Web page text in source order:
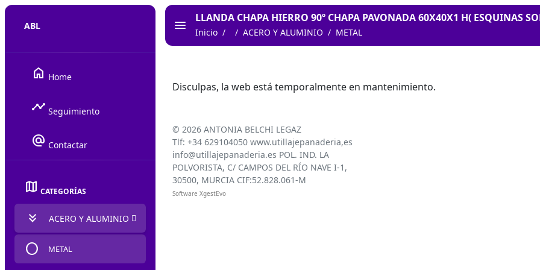
ABL
home Home
timeline Seguimiento
alternate_email Contactar
map CATEGORÍAS
keyboard_double_arrow_down ACERO Y ALUMINIO
circle METAL
LLANDA CHAPA HIERRO 90º CHAPA PAVONADA 60X40X1 H( ESQUINAS
Inicio ACERO Y ALUMINIO METAL
Disculpas, la web está temporalmente en mantenimiento.
© 2026 ANTONIA BELCHI LEGAZ
Tlf: +34 629104050 www.utillajepanaderia,es
info@utillajepanaderia.es POL. IND. LA
POLVORISTA, C/ CAMPOS DEL RÍO NAVE I-1,
30500, MURCIA CIF:52.828.061-M
Software XgestEvo